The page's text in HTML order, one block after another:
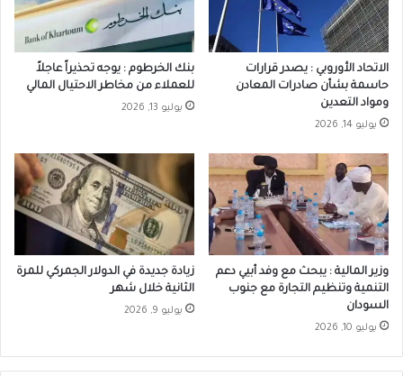
الاتحاد الأوروبي : يصدر قرارات
حاسمة بشأن صادرات المعادن
ومواد التعدين
يوليو 14, 2026
بنك الخرطوم : يوجه تحذيراً عاجلاً
للعملاء من مخاطر الاحتيال المالي
يوليو 13, 2026
وزير المالية : يبحث مع وفد أبيي دعم
التنمية وتنظيم التجارة مع جنوب
السودان
يوليو 10, 2026
زيادة جديدة في الدولار الجمركي للمرة
الثانية خلال شهر
يوليو 9, 2026